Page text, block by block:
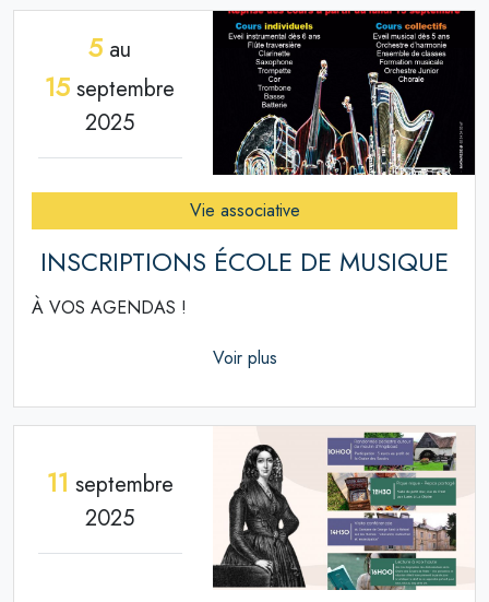
5 au
15 septembre
2025
Vie associative
INSCRIPTIONS ÉCOLE DE MUSIQUE
À VOS AGENDAS !
Voir plus
11 septembre
2025